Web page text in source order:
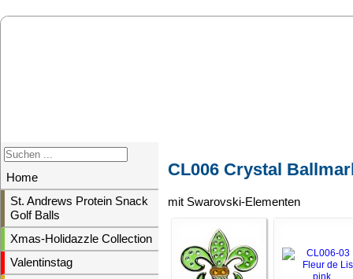
Home
St. Andrews Protein Snack
Golf Balls
Xmas-Holidazzle Collection
Valentinstag
CL006 Crystal
mit Swarovski-Elementen